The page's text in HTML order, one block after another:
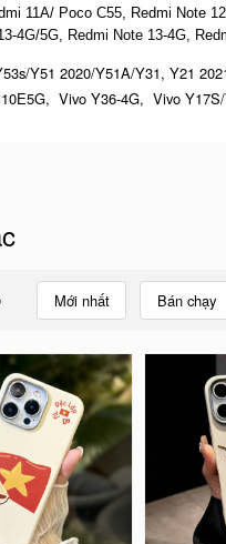
11A/ Poco C55, Redmi Note
4G/5G, Redmi Note 13-4G,
Y51 2020/Y51A/Y31, Y21
Vivo Y36-4G, Vivo
Mới nhất Bán chạy